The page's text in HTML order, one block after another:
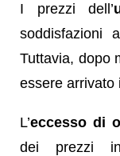
I prezzi dell’
soddisfazioni
Tuttavia, dopo
essere arrivato
L’eccesso di
dei prezzi in